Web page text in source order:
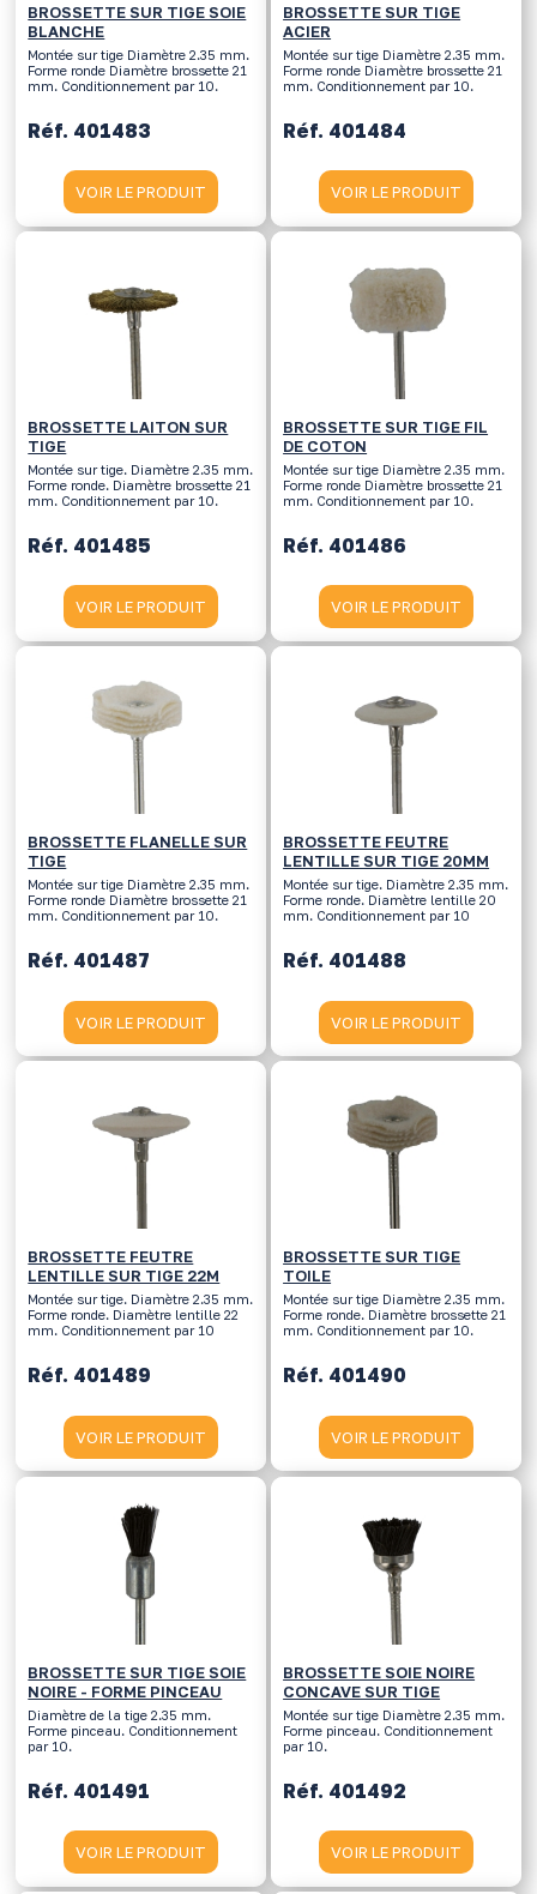
BROSSETTE SUR TIGE SOIE
BLANCHE
Montée sur tige Diamètre 2.35 mm.
Forme ronde Diamètre brossette 21
mm. Conditionnement par 10.
Réf. 401483
VOIR LE PRODUIT
BROSSETTE SUR TIGE
ACIER
Montée sur tige Diamètre 2.35 mm.
Forme ronde Diamètre brossette 21
mm. Conditionnement par 10.
Réf. 401484
VOIR LE PRODUIT
BROSSETTE LAITON SUR
TIGE
Montée sur tige. Diamètre 2.35 mm.
Forme ronde. Diamètre brossette 21
mm. Conditionnement par 10.
Réf. 401485
VOIR LE PRODUIT
BROSSETTE SUR TIGE FIL
DE COTON
Montée sur tige Diamètre 2.35 mm.
Forme ronde Diamètre brossette 21
mm. Conditionnement par 10.
Réf. 401486
VOIR LE PRODUIT
BROSSETTE FLANELLE SUR
TIGE
Montée sur tige Diamètre 2.35 mm.
Forme ronde Diamètre brossette 21
mm. Conditionnement par 10.
Réf. 401487
VOIR LE PRODUIT
BROSSETTE FEUTRE
LENTILLE SUR TIGE 20MM
Montée sur tige. Diamètre 2.35 mm.
Forme ronde. Diamètre lentille 20
mm. Conditionnement par 10
Réf. 401488
VOIR LE PRODUIT
BROSSETTE FEUTRE
LENTILLE SUR TIGE 22M
Montée sur tige. Diamètre 2.35 mm.
Forme ronde. Diamètre lentille 22
mm. Conditionnement par 10
Réf. 401489
VOIR LE PRODUIT
BROSSETTE SUR TIGE
TOILE
Montée sur tige Diamètre 2.35 mm.
Forme ronde. Diamètre brossette 21
mm. Conditionnement par 10.
Réf. 401490
VOIR LE PRODUIT
BROSSETTE SUR TIGE SOIE
NOIRE - FORME PINCEAU
Diamètre de la tige 2.35 mm.
Forme pinceau. Conditionnement
par 10.
Réf. 401491
VOIR LE PRODUIT
BROSSETTE SOIE NOIRE
CONCAVE SUR TIGE
Montée sur tige Diamètre 2.35 mm.
Forme pinceau. Conditionnement
par 10.
Réf. 401492
VOIR LE PRODUIT